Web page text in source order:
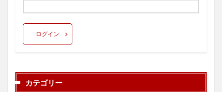
ログイン
カテゴリー